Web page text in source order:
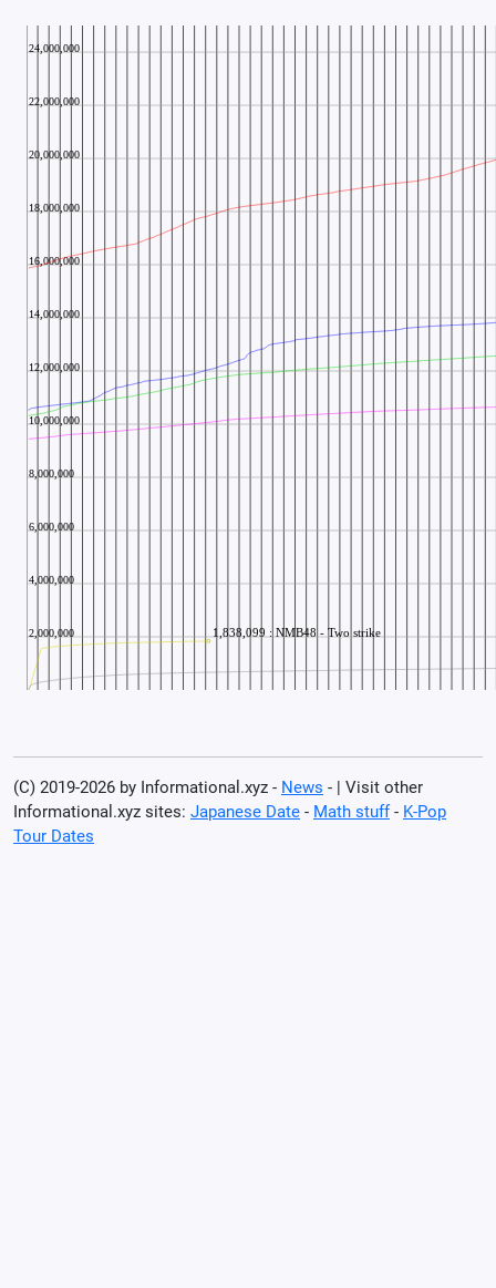
(C) 2019-2026 by Informational.xyz - News - | Visit other
Informational.xyz sites: Japanese Date - Math stuff- K-Pop
Tour Dates